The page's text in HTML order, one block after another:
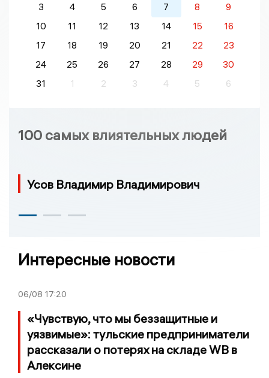
3
4 5 6 7 8
9
10
11 12 13 14 15
16
17
18 19 20 21 22
23
24
25 26 27 28 29
30
31
1 2 3 4 5 6
100 самых влиятельных людей
Усов Владимир Владимирович
Интересные новости
06/08 17:20
«Чувствую, что мы беззащитные и
уязвимые»: тульские предприниматели
рассказали о потерях на складе WB в
Алексине